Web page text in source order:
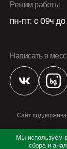
Режим работы
пн-пт: с 09ч
Написать в
Политика
Cookies
Сайт
Мы используем
сбора и